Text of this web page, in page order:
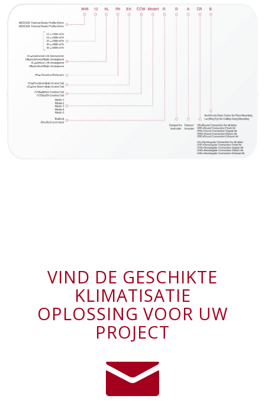
VIND DE GESCHIKTE
KLIMATISATIE
OPLOSSING VOOR UW
PROJECT